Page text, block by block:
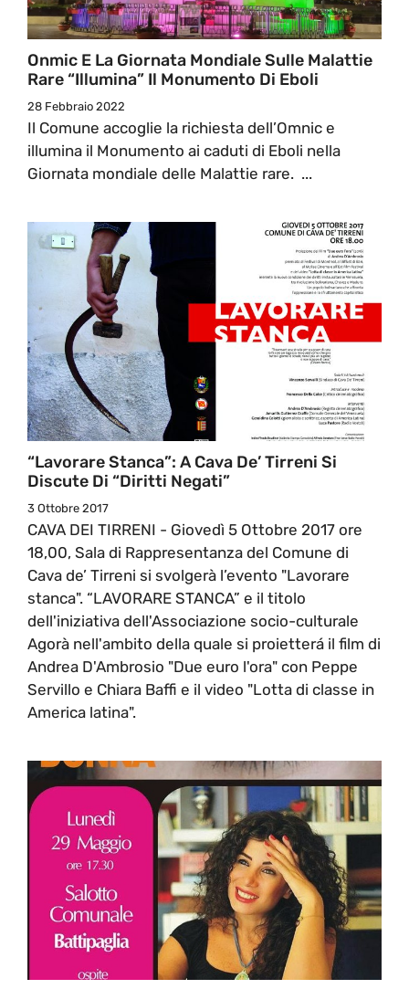
Onmic E La Giornata Mondiale Sulle Malattie
Rare “illumina” Il Monumento Di Eboli
28 Febbraio 2022
Il Comune accoglie la richiesta dell’Omnic e
illumina il Monumento ai caduti di Eboli nella
Giornata mondiale delle Malattie rare. ...
“Lavorare Stanca”: A Cava De’ Tirreni Si
Discute Di “Diritti Negati”
3 Ottobre 2017
CAVA DEI TIRRENI - Giovedì 5 Ottobre 2017 ore
18,00, Sala di Rappresentanza del Comune di
Cava de’ Tirreni si svolgerà l’evento "Lavorare
stanca". “LAVORARE STANCA” e il titolo
dell'iniziativa dell'Associazione socio-culturale
Agorà nell'ambito della quale si proietterá il film di
Andrea D'Ambrosio "Due euro l'ora" con Peppe
Servillo e Chiara Baffi e il video "Lotta di classe in
America latina".